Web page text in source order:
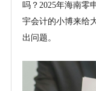
吗？2025年海南零
宇会计的小博来给
出问题。